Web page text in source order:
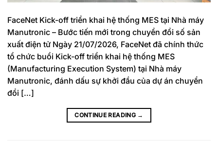
FaceNet Kick-off triển khai hệ thống MES tại Nhà máy
Manutronic – Bước tiến mới trong chuyển đổi số sản
xuất điện tử Ngày 21/07/2026, FaceNet đã chính thức
tổ chức buổi Kick-off triển khai hệ thống MES
(Manufacturing Execution System) tại Nhà máy
Manutronic, đánh dấu sự khởi đầu của dự án chuyển
đổi […]
CONTINUE READING →